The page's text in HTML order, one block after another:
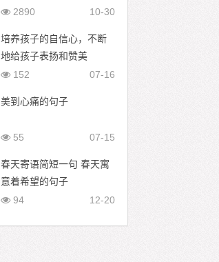
10-30
2890
培养孩子的自信心，不断
地给孩子表扬和赞美
07-16
152
美到心痛的句子
07-15
55
春天寄语简短一句 春天寓
意着希望的句子
12-20
94